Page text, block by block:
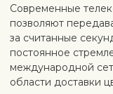
Современные
позволяют
за считанные
постоянное
международной
области доставки